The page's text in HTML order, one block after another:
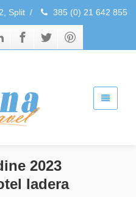
Split / 385 (0) 21 642 855
2023
Iadera